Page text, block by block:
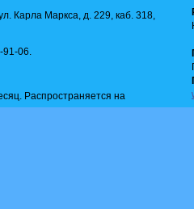
Карла Маркса, д. 229, каб. 318,
91-06.
Распространяется на